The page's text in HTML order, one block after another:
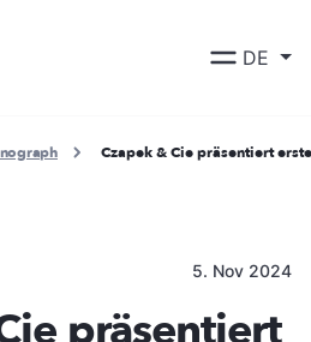
DE
Czapek & Cie präsentiert
5. Nov 2024